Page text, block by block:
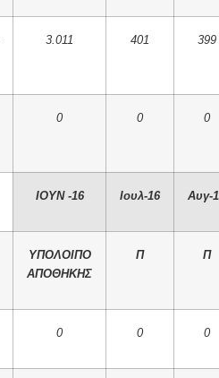
3.011 401 399
0 0 0
IOYN -16 Ιουλ-16 Αυγ-
ΥΠΟΛΟΙΠΟ
ΑΠΟΘΗΚΗΣ
Π Π
0 0 0